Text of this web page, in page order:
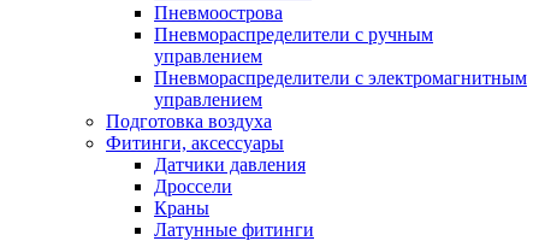
Пневмоострова
Пневмораспределители с ручным
управлением
Пневмораспределители с электромагнитным
управлением
Подготовка воздуха
Фитинги, аксессуары
Датчики давления
Дроссели
Краны
Латунные фитинги